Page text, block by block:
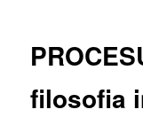
filosofia